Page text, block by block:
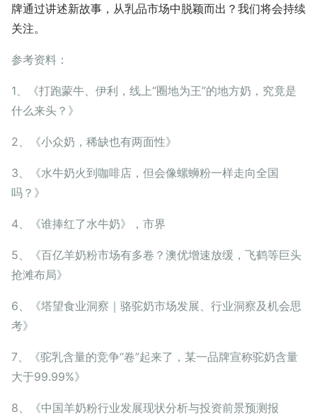
牌通过讲述新故事，从乳品市场中脱颖而出？我们将会持续
关注。
参考资料：
1、《打跑蒙牛、伊利，线上“圈地为王”的地方奶，究竟是
什么来头？》
2、《小众奶，稀缺也有两面性》
3、《水牛奶火到咖啡店，但会像螺蛳粉一样走向全国
吗？》
4、《谁捧红了水牛奶》，市界
5、《百亿羊奶粉市场有多卷？澳优增速放缓，飞鹤等巨头
抢滩布局》
6、《塔望食业洞察｜骆驼奶市场发展、行业洞察及机会思
考》
7、《驼乳含量的竞争“卷”起来了，某一品牌宣称驼奶含量
大于99.99%》
8、《中国羊奶粉行业发展现状分析与投资前景预测报